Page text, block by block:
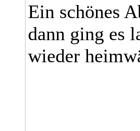
Ein schönes
dann ging es
wieder